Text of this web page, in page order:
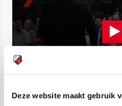
Deze website maakt gebruik